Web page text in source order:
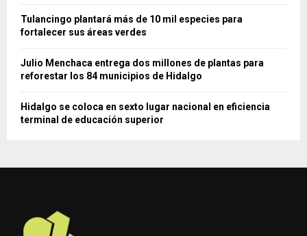
Tulancingo plantará más de 10 mil especies para
fortalecer sus áreas verdes
Julio Menchaca entrega dos millones de plantas para
reforestar los 84 municipios de Hidalgo
Hidalgo se coloca en sexto lugar nacional en eficiencia
terminal de educación superior